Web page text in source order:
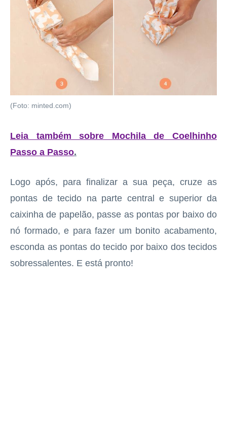
(Foto: minted.com)
Leia também sobre Mochila de Coelhinho
Passo a Passo.
Logo após, para finalizar a sua peça, cruze as
pontas de tecido na parte central e superior da
caixinha de papelão, passe as pontas por baixo do
nó formado, e para fazer um bonito acabamento,
esconda as pontas do tecido por baixo dos tecidos
sobressalentes. E está pronto!